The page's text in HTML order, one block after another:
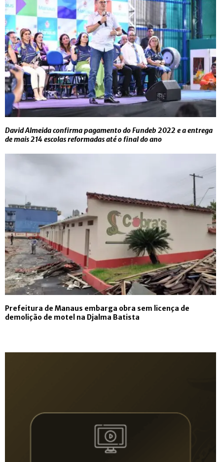
David Almeida confirma pagamento do Fundeb 2022 e a entrega
de mais 214 escolas reformadas até o final do ano
Prefeitura de Manaus embarga obra sem licença de
demolição de motel na Djalma Batista